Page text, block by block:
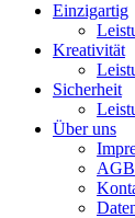
Einzigartig
Kreativität
Sicherheit
Über uns
AGB